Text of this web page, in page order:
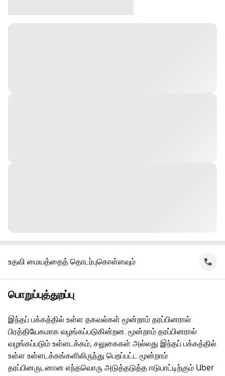
உதவி மையத்தைத் தொடர்புகொள்ளவும்
பொறுப்புத்துறப்பு
இந்தப் பக்கத்தில் உள்ள தகவல்கள் மூன்றாம் தரப்பினரால்
பிரத்தியேகமாக வழங்கப்படுகின்றன. மூன்றாம் தரப்பினரால்
வழங்கப்படும் உள்ளடக்கம், சலுகைகள் அல்லது இந்தப் பக்கத்தில்
உள்ள உள்ளடக்கங்களிலிருந்து பெறப்பட்ட மூன்றாம்
தரப்பினருடனான எந்தவொரு அடுத்தடுத்த ஈடுபாட்டிற்கும் Uber